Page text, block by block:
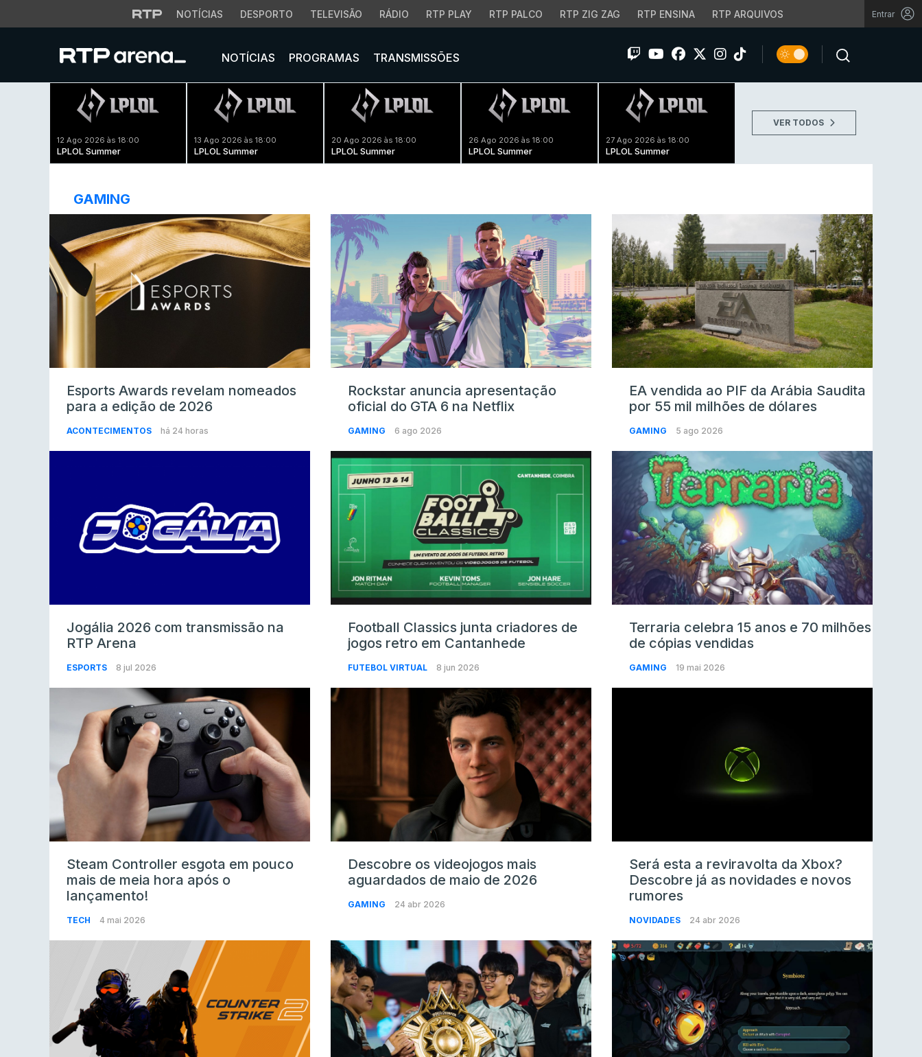
NOTÍCIAS DESPORTO TELEVISÃO RÁDIO RTP PLAY RTP PALCO RTP ZIG ZAG RTP ENSINA RTP ARQUIVOS Entrar
NOTÍCIAS PROGRAMAS TRANSMISSÕES
12 Ago 2026 às 18:00
LPLOL Summer
13 Ago 2026 às 18:00
LPLOL Summer
20 Ago 2026 às 18:00
LPLOL Summer
26 Ago 2026 às 18:00
LPLOL Summer
27 Ago 2026 às 18:00
LPLOL Summer
VER TODOS
GAMING
Esports Awards revelam nomeados
para a edição de 2026
ACONTECIMENTOS há 24 horas
Rockstar anuncia apresentação
oficial do GTA 6 na Netflix
GAMING 6 ago 2026
EA vendida ao PIF da Arábia Saudita
por 55 mil milhões de dólares
GAMING 5 ago 2026
Jogália 2026 com transmissão na
RTP Arena
ESPORTS 8 jul 2026
Football Classics junta criadores de
jogos retro em Cantanhede
FUTEBOL VIRTUAL 8 jun 2026
Terraria celebra 15 anos e 70 milhões
de cópias vendidas
GAMING 19 mai 2026
Steam Controller esgota em pouco
mais de meia hora após o
lançamento!
TECH 4 mai 2026
Descobre os videojogos mais
aguardados de maio de 2026
GAMING 24 abr 2026
Será esta a reviravolta da Xbox?
Descobre já as novidades e novos
rumores
NOVIDADES 24 abr 2026